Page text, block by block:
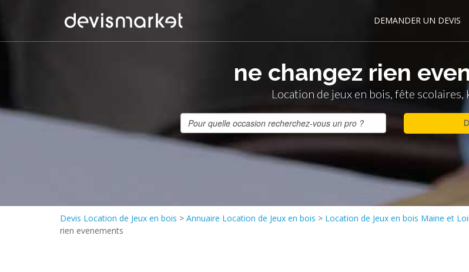
DEMANDER UN DEVIS
ne changez rien
Location de jeux en bois, fête scolaires,
Devis Location de Jeux en bois > Annuaire Location de Jeux en bois > Location de Jeux en bois Maine et
rien evenements